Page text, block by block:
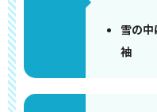
雪の
袖